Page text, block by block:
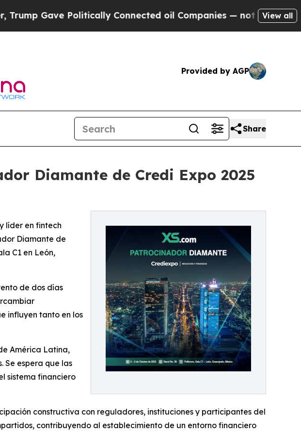
Politically Connected oil Companies — not Taxpayers — the
View all
Provided by AGP
Share
Diamante de Credi Expo 2025
líder en fintech
Diamante de
C1 en León,
de dos días
influyen tanto en los
América Latina,
Se espera que las
sistema financiero
constructiva con reguladores, instituciones y participantes del
contribuyendo al establecimiento de un entorno financiero